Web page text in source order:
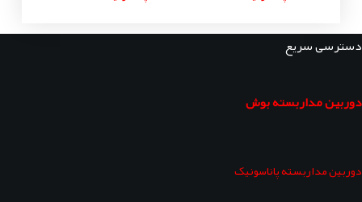
دسترسی سریع
دوربین مداربسته بوش
دوربین مداربسته پاناسونیک